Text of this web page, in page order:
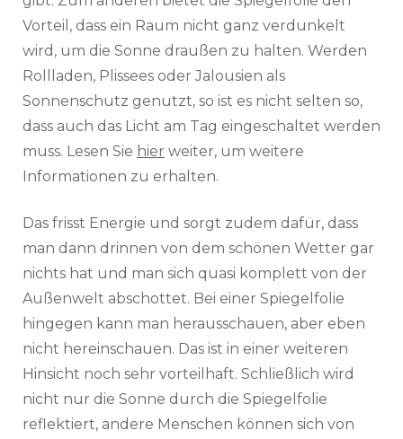
Vorteil, dass ein Raum nicht ganz verdunkelt
wird, um die Sonne draußen zu halten. Werden
Rollladen, Plissees oder Jalousien als
Sonnenschutz genutzt, so ist es nicht selten so,
dass auch das Licht am Tag eingeschaltet werden
muss. Lesen Sie hier weiter, um weitere
Informationen zu erhalten.
Das frisst Energie und sorgt zudem dafür, dass
man dann drinnen von dem schönen Wetter gar
nichts hat und man sich quasi komplett von der
Außenwelt abschottet. Bei einer Spiegelfolie
hingegen kann man herausschauen, aber eben
nicht hereinschauen. Das ist in einer weiteren
Hinsicht noch sehr vorteilhaft. Schließlich wird
nicht nur die Sonne durch die Spiegelfolie
reflektiert, andere Menschen können sich von